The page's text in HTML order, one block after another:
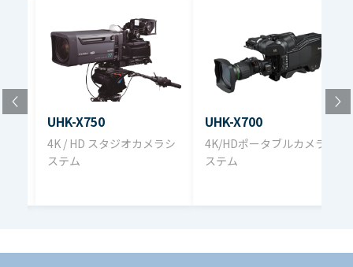
電子シャッタ
1/100, 1/120, 1/250,
1/500, 1/1000, 1/2000
動作温度 -20°C ~ +45°C
動作湿度 30%～90%(非結露時)
UHK-X750
4K / HD スタジオカメラシ
ステム
UHK-X700
4K/HDポータブルカメラシ
ステム